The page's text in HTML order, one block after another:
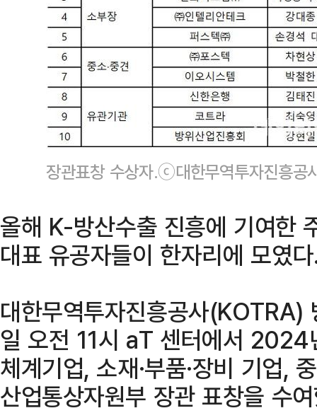
장관표창 수상자.ⓒ대한무역투자진흥
올해 K-방산수출 진흥에 기여한
대표 유공자들이 한자리에 모였
대한무역투자진흥공사
일 오전 11시 aT 센터에서 2024
체계기업, 소재·부품·장비 기업,
산업통상자원부 장관 표창을 수